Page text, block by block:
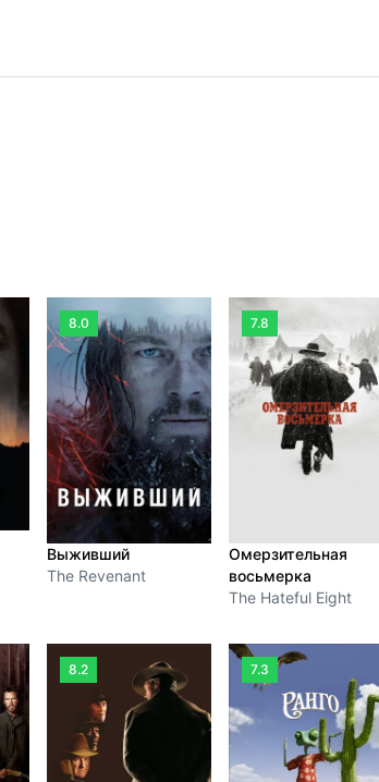
8.0
Выживший
The Revenant
7.8
Омерзительная
восьмерка
The Hateful Eight
8.2 7.3